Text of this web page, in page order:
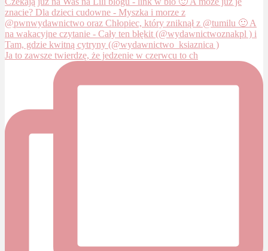
Ja to zawsze twierdzę, że jedzenie w czerwcu to ch